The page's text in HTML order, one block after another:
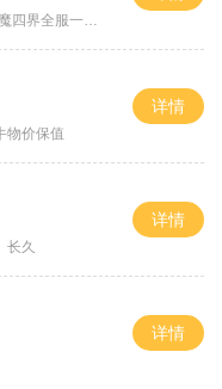
界全服一切靠
物价保值
详情
长久
详情
详情